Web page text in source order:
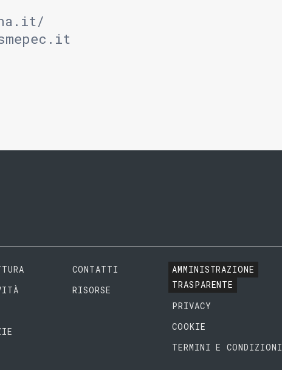
CONTATTI
RISORSE
AMMINISTRAZIONE
TRASPARENTE
PRIVACY
COOKIE
TERMINI E CONDIZIONI